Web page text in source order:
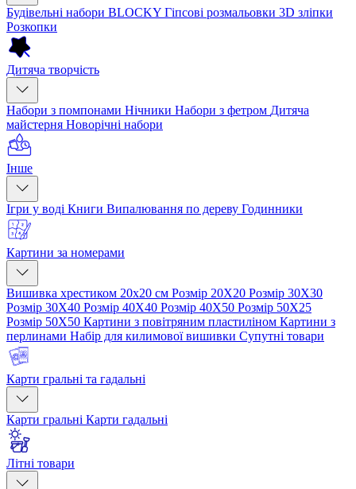
Будівельні набори BLOCKY Гіпсові розмальовки 3D зліпки
Розкопки
Дитяча творчість
Набори з помпонами Нічники Набори з фетром Дитяча
майстерня Новорічні набори
Інше
Ігри у воді Книги Випалювання по дереву Годинники
Картини за номерами
Вишивка хрестиком 20х20 см Розмір 20Х20 Розмір 30Х30
Розмір 30Х40 Розмір 40Х40 Розмір 40Х50 Розмір 50Х25
Розмір 50Х50 Картини з повітряним пластиліном Картини з
перлинами Набір для килимової вишивки Супутні товари
Карти гральні та гадальні
Карти гральні Карти гадальні
Літні товари